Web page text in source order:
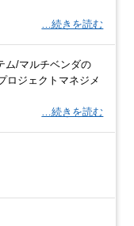
…続きを読む
ム/マルチベンダの
ロジェクトマネジメ
…続きを読む